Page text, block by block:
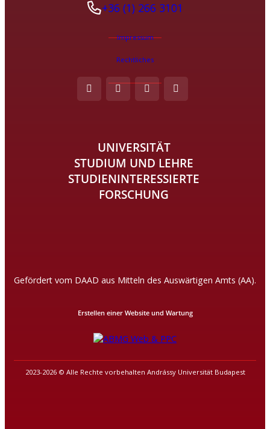
+36 (1) 266 3101
Impressum
Rechtliches
UNIVERSITÄT
STUDIUM UND LEHRE
STUDIENINTERESSIERTE
FORSCHUNG
Gefördert vom DAAD aus Mitteln des Auswärtigen Amts (AA).
2023-2026 © Alle Rechte vorbehalten Andrássy Universität Budapest
Erstellen einer Website und Wartung